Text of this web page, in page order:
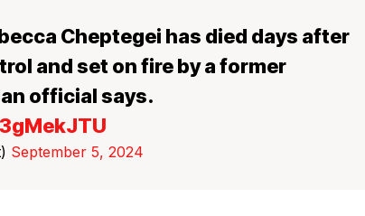
Cheptegei has died days after
and set on fire by a former
official says.
September 5, 2024